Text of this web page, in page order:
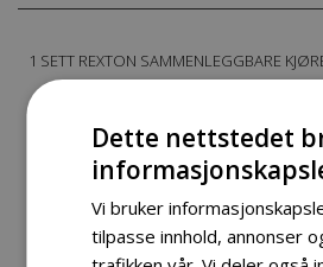
1 SETT REXTON SAMMENLEGGBARE
Sitteklipper,snøfreser, ATV samt
eller Pick up.
Leveres med 2 års garanti.
Dette nettstedet
Vi bruker
tilpasse innhold, annonser